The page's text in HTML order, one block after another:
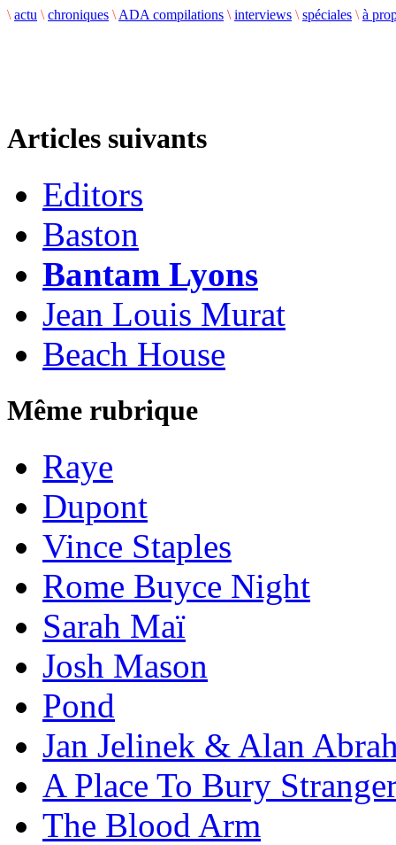
\ actu \ chroniques \ ADA compilations \ interviews \ spéciales \ à
Articles suivants
Editors
Baston
Bantam Lyons
Jean Louis Murat
Beach House
Même rubrique
Raye
Dupont
Vince Staples
Rome Buyce Night
Sarah Maï
Josh Mason
Pond
Jan Jelinek & Alan
A Place To Bury
The Blood Arm